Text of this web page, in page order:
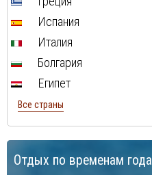
Испания
Италия
Болгария
Египет
Все страны
Отдых по временам года